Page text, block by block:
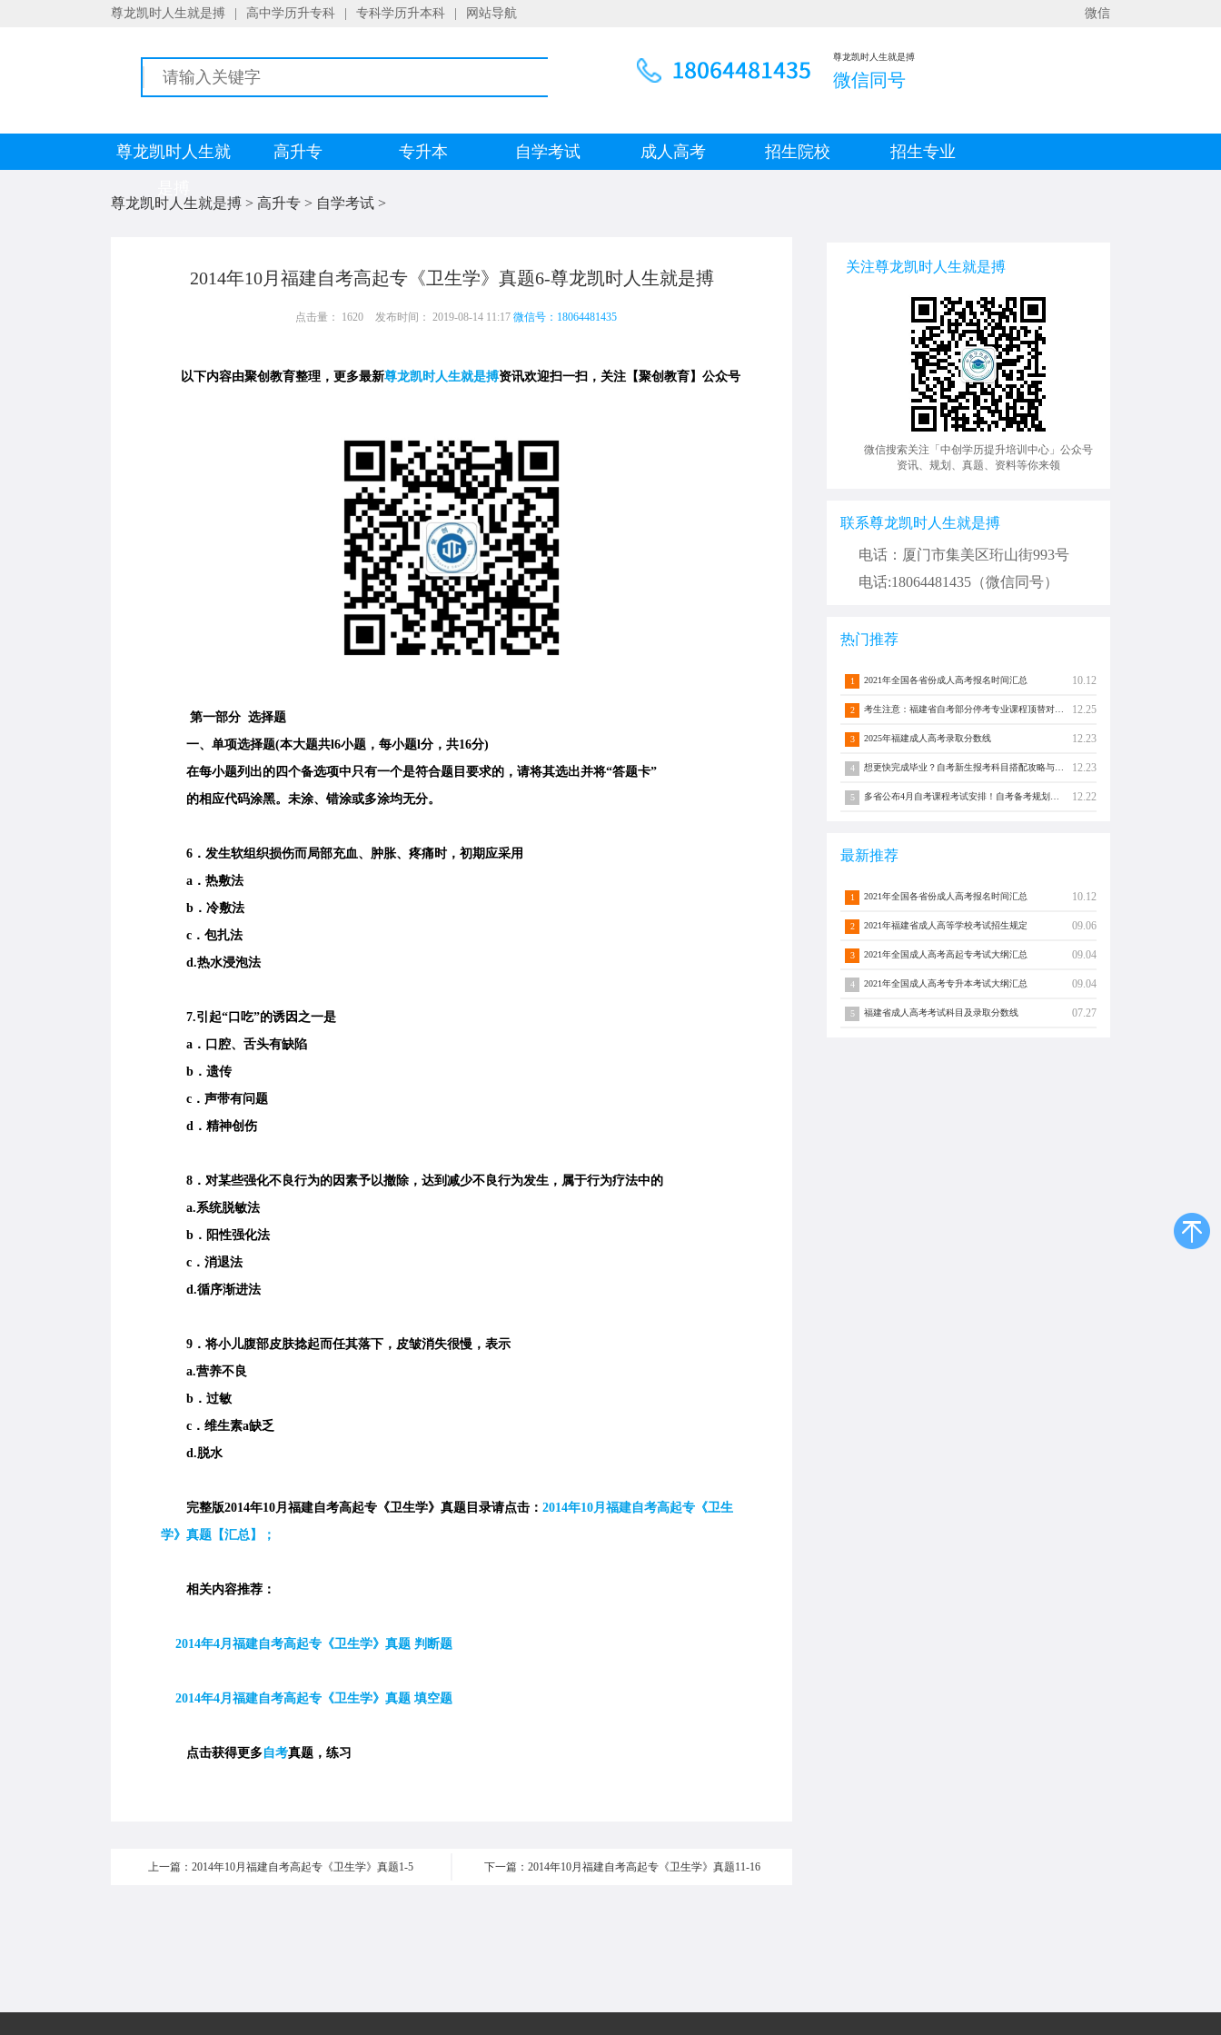
尊龙凯时人生就是搏 高中学历升专科 专科学历升本科 网站导航 微信
尊龙凯时人生就是搏
微信同号
尊龙凯时人生就
高升专 专升本 自学考试 成人高考 招生院校 招生专业
尊龙凯时人生就是搏 > 高升专 > 自学考试 >
2014年10月福建自考高起专《卫生学》真题6-尊龙凯时人生就是搏
点击量： 1620 发布时间： 2019-08-14 11:17 微信号：18064481435
以下内容由聚创教育整理，更多最新尊龙凯时人生就是搏资讯欢迎扫一扫，关注【聚创教育】公众号
第一部分 选择题
一、单项选择题(本大题共l6小题，每小题l分，共16分)
在每小题列出的四个备选项中只有一个是符合题目要求的，请将其选出并将“答题卡”
的相应代码涂黑。未涂、错涂或多涂均无分。
6．发生软组织损伤而局部充血、肿胀、疼痛时，初期应采用
a．热敷法
b．冷敷法
c．包扎法
d.热水浸泡法
7.引起“口吃”的诱因之一是
a．口腔、舌头有缺陷
b．遗传
c．声带有问题
d．精神创伤
8．对某些强化不良行为的因素予以撤除，达到减少不良行为发生，属于行为疗法中的
a.系统脱敏法
b．阳性强化法
c．消退法
d.循序渐进法
9．将小儿腹部皮肤捻起而任其落下，皮皱消失很慢，表示
a.营养不良
b．过敏
c．维生素a缺乏
d.脱水
完整版2014年10月福建自考高起专《卫生学》真题目录请点击： 2014年10月福建自考高起专《卫生
学》真题【汇总】；
相关内容推荐：
2014年4月福建自考高起专《卫生学》真题 判断题
2014年4月福建自考高起专《卫生学》真题 填空题
点击获得更多自考真题，练习
上一篇：2014年10月福建自考高起专《卫生学》真题1-5 下一篇：2014年10月福建自考高起专《卫生学》真题11-16
关注尊龙凯时人生就是搏
微信搜索关注「中创学历提升培训中心」公众号
资讯、规划、真题、资料等你来领
联系尊龙凯时人生就是搏
电话：厦门市集美区珩山街993号
电话:18064481435（微信同号）
热门推荐
1 2021年全国各省份成人高考报名时间汇总 10.12
2 12.25
3 2025年福建成人高考录取分数线 12.23
4 12.23
5 12.22
最新推荐
1 2021年全国各省份成人高考报名时间汇总 10.12
2 2021年福建省成人高等学校考试招生规定 09.06
3 2021年全国成人高考高起专考试大纲汇总 09.04
4 2021年全国成人高考专升本考试大纲汇总 09.04
5 福建省成人高考考试科目及录取分数线 07.27